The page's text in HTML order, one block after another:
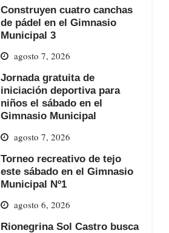
Construyen cuatro canchas
de pádel en el Gimnasio
Municipal 3
agosto 7, 2026
Jornada gratuita de
iniciación deportiva para
niños el sábado en el
Gimnasio Municipal
agosto 7, 2026
Torneo recreativo de tejo
este sábado en el Gimnasio
Municipal Nº1
agosto 6, 2026
Rionegrina Sol Castro busca